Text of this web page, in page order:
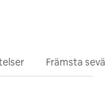
Främsta